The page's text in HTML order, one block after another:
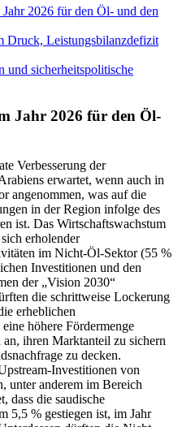
2026 für den Öl- und den
Druck, Leistungsbilanzdefizit
und sicherheitspolitische
Jahr 2026 für den Öl-
Verbesserung der
erwartet, wenn auch in
angenommen, was auf die
in der Region infolge des
ist. Das Wirtschaftswachstum
erholender
im Nicht-Öl-Sektor (55 %
Investitionen und den
der „Vision 2030“
die schrittweise Lockerung
erheblichen
höhere Fördermenge
ihren Marktanteil zu sichern
zu decken.
Investitionen von
unter anderem im Bereich
dass die saudische
5,5 % gestiegen ist, im Jahr